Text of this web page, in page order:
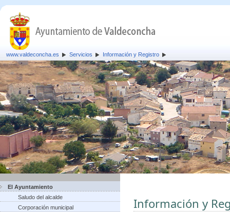
www.valdeconcha.es Servicios Información y Registro
El Ayuntamiento
Saludo del alcalde
Corporación municipal
Información y